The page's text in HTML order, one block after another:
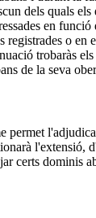
dels quals els
en
registrades o en
trobaràs els
de la seva
permet
l'extensió,
certs dominis